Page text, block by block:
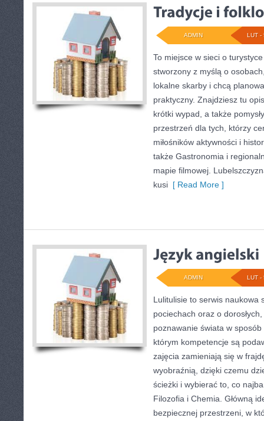
LUT -
ADMIN
To miejsce w sieci o
stworzony z myślą o
lokalne skarby i chcą
praktyczny. Znajdziesz tu
krótki wypad, a także
przestrzeń dla tych, którzy
miłośników aktywności i
także Gastronomia i
mapie filmowej.
kusi [ Read More ]
LUT -
ADMIN
Lulitulisie to serwis naukowa
pociechach oraz o
poznawanie świata w sposób
którym kompetencje są
zajęcia zamieniają się w
wyobraźnią, dzięki czemu
ścieżki i wybierać to, co
Filozofia i Chemia. Główną
bezpiecznej przestrzeni, w